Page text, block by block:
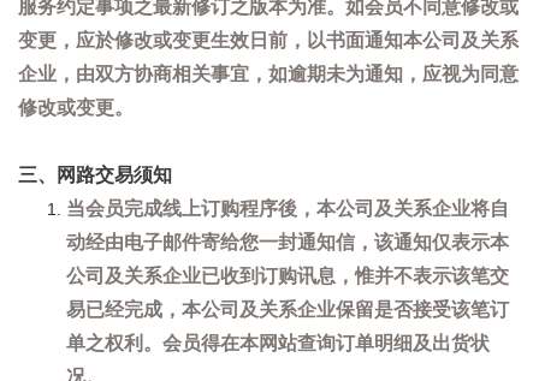
服务约定事项之最新修订之版本为准。如会员不同意修改或
变更，应於修改或变更生效日前，以书面通知本公司及关系
企业，由双方协商相关事宜，如逾期未为通知，应视为同意
修改或变更。
三、网路交易须知
当会员完成线上订购程序後，本公司及关系企业将自
动经由电子邮件寄给您一封通知信，该通知仅表示本
公司及关系企业已收到订购讯息，惟并不表示该笔交
易已经完成，本公司及关系企业保留是否接受该笔订
单之权利。会员得在本网站查询订单明细及出货状
况。